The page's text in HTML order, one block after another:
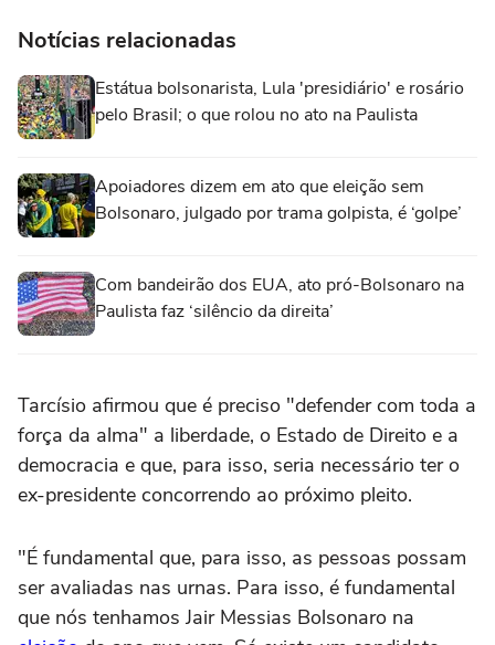
Notícias relacionadas
Estátua bolsonarista, Lula 'presidiário' e rosário
pelo Brasil; o que rolou no ato na Paulista
Apoiadores dizem em ato que eleição sem
Bolsonaro, julgado por trama golpista, é ‘golpe’
Com bandeirão dos EUA, ato pró-Bolsonaro na
Paulista faz ‘silêncio da direita’
Tarcísio afirmou que é preciso "defender com toda a
força da alma" a liberdade, o Estado de Direito e a
democracia e que, para isso, seria necessário ter o
ex-presidente concorrendo ao próximo pleito.
"É fundamental que, para isso, as pessoas possam
ser avaliadas nas urnas. Para isso, é fundamental
que nós tenhamos Jair Messias Bolsonaro na